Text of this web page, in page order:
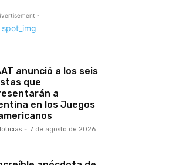
-
anunció a los seis
que
a
en los Juegos
- 7 de agosto de 2026